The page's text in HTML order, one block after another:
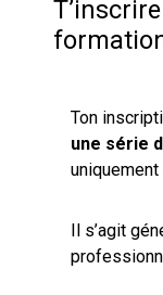
Ton
une série
Il s’agit